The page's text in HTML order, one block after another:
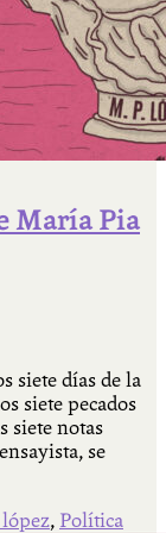
María Pia
siete días de la
siete pecados
siete notas
se
, Política